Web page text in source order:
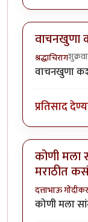
वाचनखुणा
श्रद्धाचिराग
वाचनखुणा
प्रतिसाद
कोणी मला
मराठीत
दत्ताभाऊ गोंदीकर
कोणी मला